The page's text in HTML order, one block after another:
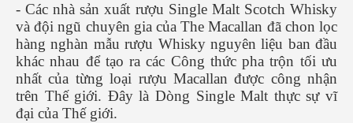
- Các nhà sản xuất rượu Single Malt Scotch Whisky
và đội ngũ chuyên gia của The Macallan đã chon lọc
hàng nghàn mẫu rượu Whisky nguyên liệu ban đầu
khác nhau để tạo ra các Công thức pha trộn tối ưu
nhất của từng loại rượu Macallan được công nhận
trên Thế giới. Đây là Dòng Single Malt thực sự vĩ
đại của Thế giới.